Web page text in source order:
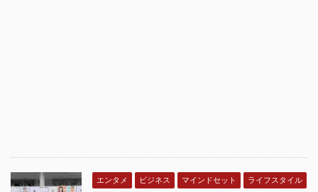
エンタメ ビジネス マインドセット
ライフスタイル